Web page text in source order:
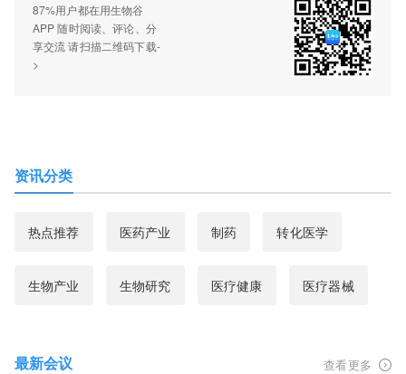
87%用户都在用生物谷
APP 随时阅读、评论、分
享交流 请扫描二维码下载-
>
资讯分类
热点推荐 医药产业 制药 转化医学
生物产业 生物研究 医疗健康 医疗器械
最新会议 查看更多